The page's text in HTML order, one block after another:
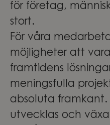
för företag,
stort.
För våra
möjligheter att
framtidens
meningsfulla
absoluta framkant.
utvecklas och